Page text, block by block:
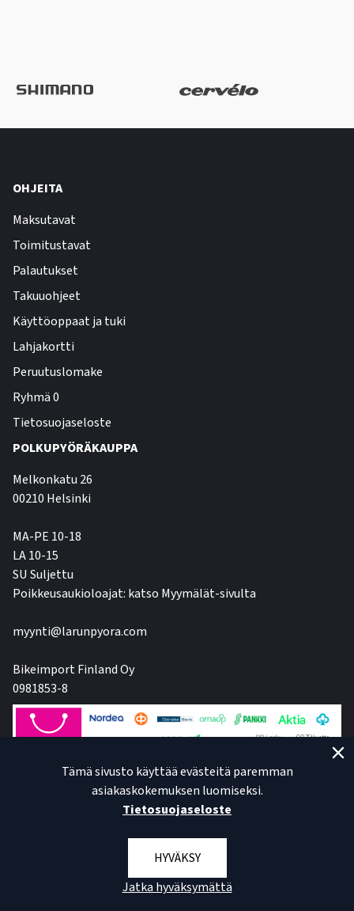
OHJEITA
Maksutavat
Toimitustavat
Palautukset
Takuuohjeet
Käyttöoppaat ja tuki
Lahjakortti
Peruutuslomake
Ryhmä 0
Tietosuojaseloste
POLKUPYÖRÄKAUPPA
Melkonkatu 26
00210 Helsinki
MA-PE 10-18
LA 10-15
SU Suljettu
Poikkeusaukioloajat: katso Myymälät-sivulta
myynti@larunpyora.com
Bikeimport Finland Oy
0981853-8
Tämä sivusto käyttää evästeitä paremman
asiakaskokemuksen luomiseksi.
Tietosuojaseloste
HYVÄKSY
Jatka hyväksymättä